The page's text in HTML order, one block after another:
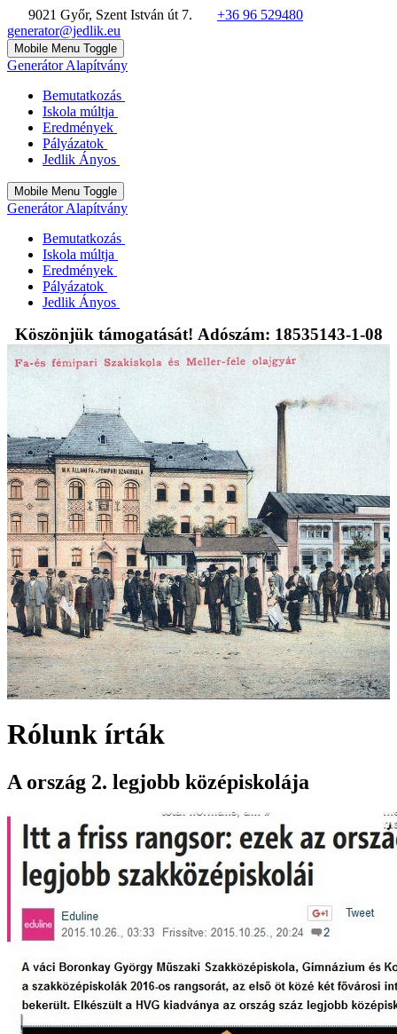
9021 Győr, Szent István út 7.
+36 96 529480
generator@jedlik.eu
Mobile Menu Toggle
Generátor Alapítvány
Bemutatkozás
Iskola múltja
Eredmények
Pályázatok
Jedlik Ányos
Mobile Menu Toggle
Generátor Alapítvány
Bemutatkozás
Iskola múltja
Eredmények
Pályázatok
Jedlik Ányos
Köszönjük támogatását! Adószám: 18535143-1-08
Rólunk írták
A ország 2. legjobb középiskolája